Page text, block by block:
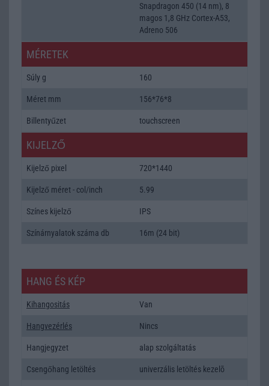
Snapdragon 450 (14 nm), 8
magos 1,8 GHz Cortex-A53,
Adreno 506
MÉRETEK
Súly g 160
Méret mm 156*76*8
Billentyűzet touchscreen
KIJELZŐ
Kijelző pixel 720*1440
Kijelző méret - col/inch 5.99
Színes kijelző IPS
Színárnyalatok száma db 16m (24 bit)
HANG ÉS KÉP
Kihangositás Van
Hangvezérlés Nincs
Hangjegyzet alap szolgáltatás
Csengőhang letöltés univerzális letöltés kezelõ